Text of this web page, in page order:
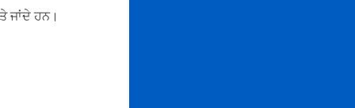
ਜਾਂਦੇ ਹਨ।